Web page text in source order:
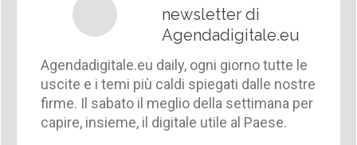
newsletter di
Agendadigitale.eu
Agendadigitale.eu daily, ogni giorno tutte le
uscite e i temi più caldi spiegati dalle nostre
firme. Il sabato il meglio della settimana per
capire, insieme, il digitale utile al Paese.